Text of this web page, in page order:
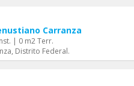
Carranza
| 0 m2 Terr.
Distrito Federal.